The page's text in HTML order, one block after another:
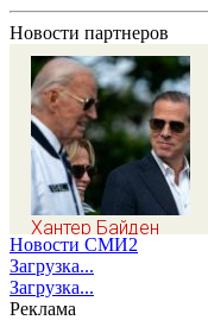
Новости партнеров
Хантер Байден
раскрыл
величайшую
ошибку своего
Новости СМИ2
Загрузка...
Загрузка...
Реклама